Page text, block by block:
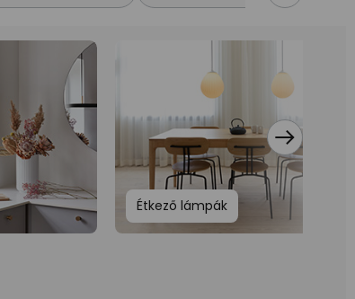
Étkező lámpák